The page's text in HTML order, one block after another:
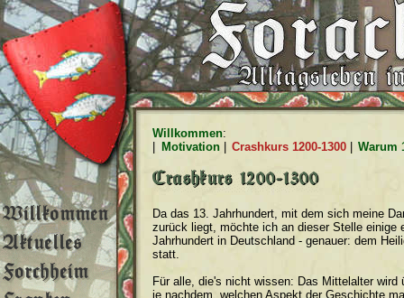
Willkommen:
Motivation Crashkurs 1200-1300 Warum
Da das 13. Jahrhundert, mit dem sich meine
zurück liegt, möchte ich an dieser Stelle
Jahrhundert in Deutschland - genauer: dem
statt.
Für alle, die's nicht wissen: Das Mittelalter
je nachdem, welchen Aspekt der Geschichte